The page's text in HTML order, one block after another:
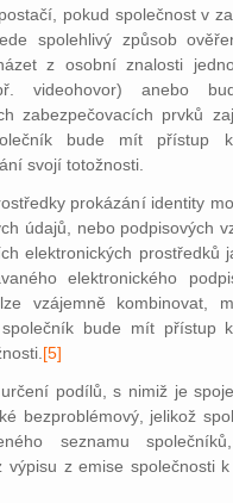
pokud společnost v
spolehlivý způsob
z osobní znalosti
videohovor) anebo
zabezpečovacích prvků
bude mít přístup k
svojí totožnosti.
prokázání identity
údajů, nebo podpisových
elektronických prostředků
elektronického
vzájemně kombinovat,
bude mít přístup
osti. [5]
podílů, s nimiž je
bezproblémový, jelikož
seznamu
výpisu z emise společnosti